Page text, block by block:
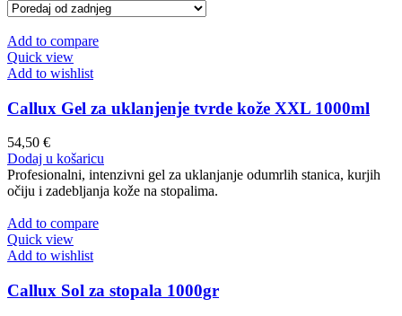
Add to compare
Quick view
Add to wishlist
Callux Gel za uklanjenje tvrde kože XXL 1000ml
54,50 €
Dodaj u košaricu
Profesionalni, intenzivni gel za uklanjanje odumrlih stanica, kurjih
očiju i zadebljanja kože na stopalima.
Add to compare
Quick view
Add to wishlist
Callux Sol za stopala 1000gr